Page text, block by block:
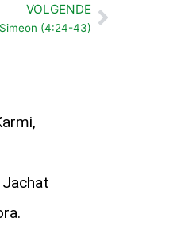
VOLGENDE
(4:24-43)Volgende
Jachat